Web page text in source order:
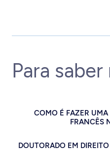
Para saber
COMO É FAZER
FRANCÊS
DOUTORADO EM DIREITO